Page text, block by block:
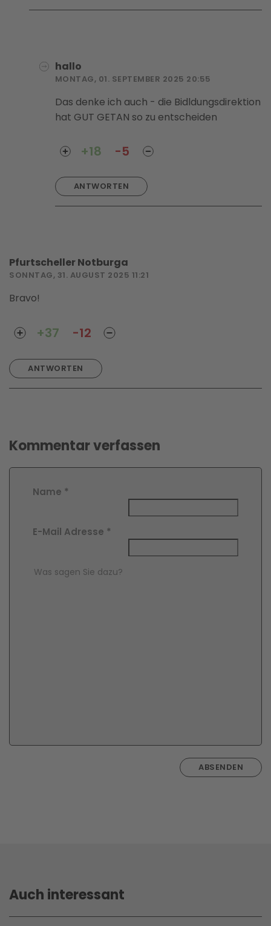
hallo
MONTAG, 01. SEPTEMBER 2025 20:55
Das denke ich auch - die Bidldungsdirektion
hat GUT GETAN so zu entscheiden
ANTWORTEN
+18 -5
Pfurtscheller Notburga
SONNTAG, 31. AUGUST 2025 11:21
Bravo!
ANTWORTEN
+37 -12
Kommentar verfassen
Name *
E-Mail Adresse *
Comment Text*
ABSENDEN
Auch interessant